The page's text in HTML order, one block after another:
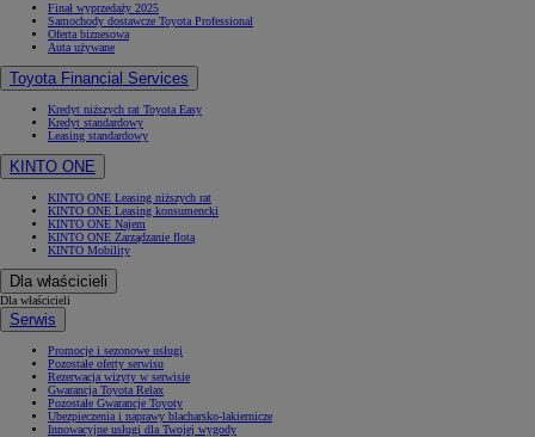
Finał wyprzedaży 2025
Samochody dostawcze Toyota Professional
Oferta biznesowa
Auta używane
Toyota Financial Services
Kredyt niższych rat Toyota Easy
Kredyt standardowy
Leasing standardowy
KINTO ONE
KINTO ONE Leasing niższych rat
KINTO ONE Leasing konsumencki
KINTO ONE Najem
KINTO ONE Zarządzanie flotą
KINTO Mobility
Dla właścicieli
Dla właścicieli
Serwis
Promocje i sezonowe usługi
Pozostałe oferty serwisu
Rezerwacja wizyty w serwisie
Gwarancja Toyota Relax
Pozostałe Gwarancje Toyoty
Ubezpieczenia i naprawy blacharsko-lakiernicze
Innowacyjne usługi dla Twojej wygody